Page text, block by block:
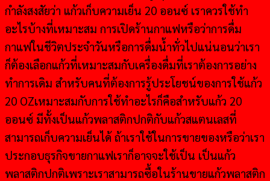
กำลังสงสัยว่า แก้วเก็บความเย็น 20 ออนซ์ เราควรใช้ทำ
อะไรบ้างที่เหมาะสม การเปิดร้านกาแฟหรือว่าการดื่ม
กาแฟในชีวิตประจำวันหรือการดื่มน้ำทั่วไปแน่นอนว่าเรา
ก็ต้องเลือกแก้วที่เหมาะสมกับเครื่องดื่มที่เราต้องการอย่าง
ทำการเดิม สำหรับคนที่ต้องการรู้ประโยชน์ของการใช้แก้ว
20 OZเหมาะสมกับการใช้ทำอะไรก็คือสำหรับแก้ว 20
ออนซ์ มีทั้งเป็นแก้วพลาสติกปกติกับแก้วสแตนเลสที่
สามารถเก็บความเย็นได้ ถ้าเราใช้ในการขายของหรือว่าเรา
ประกอบธุรกิจขายกาแฟเราก็อาจจะใช้เป็น เป็นแก้ว
พลาสติกปกติเพราะเราสามารถซื้อในร้านขายแก้วพลาสติก